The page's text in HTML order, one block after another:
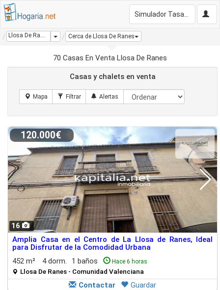
Llosa De Ranes Dropdown
Cerca de Llosa De Ranes
70 Casas En Venta Llosa De Ranes
Casas y chalets en venta
16
120.000€
Amplia Casa en el Centro de La Llosa de Ranes, Ideal
para Disfrutar de la Comodidad Urbana
452 m²
4 dorm. 1 baños Hace 6 horas
Llosa De Ranes - Comunidad Valenciana
Contactar Guardar